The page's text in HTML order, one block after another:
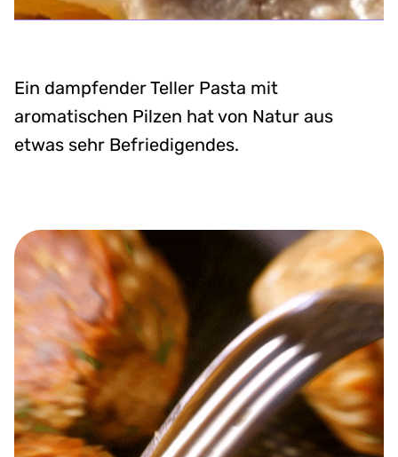
Ein dampfender Teller Pasta mit
aromatischen Pilzen hat von Natur aus
etwas sehr Befriedigendes.